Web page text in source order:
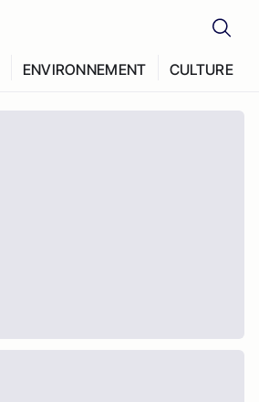
ENVIRONNEMENT CULTURE